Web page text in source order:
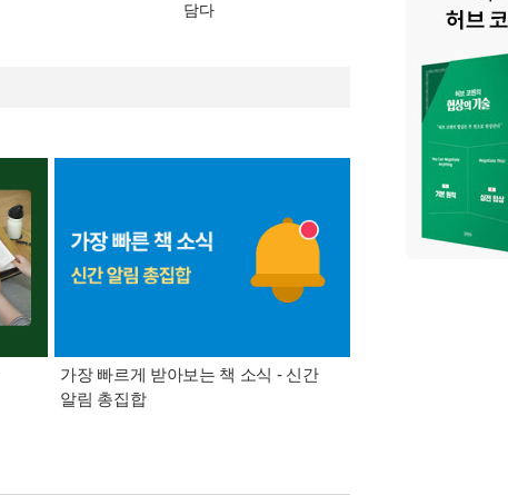
담다
가장 빠르게 받아보는 책 소식 - 신간
알림 총집합